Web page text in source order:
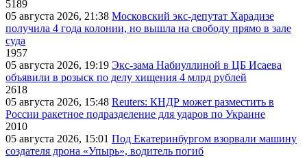
5189
05 августа 2026, 21:38 Московский экс-депутат Харадизе
получила 4 года колонии, но вышла на свободу прямо в зале
суда
1957
05 августа 2026, 19:19 Экс-зама Набиуллиной в ЦБ Исаева
объявили в розыск по делу хищения 4 млрд рублей
2618
05 августа 2026, 15:48 Reuters: КНДР может разместить в
России ракетное подразделение для ударов по Украине
2010
05 августа 2026, 15:01 Под Екатеринбургом взорвали машину
создателя дрона «Упырь», водитель погиб